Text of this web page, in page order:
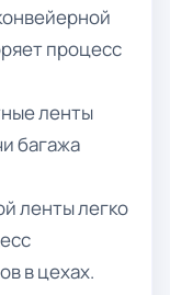
процесс
ленты
багажа
ленты легко
в цехах.